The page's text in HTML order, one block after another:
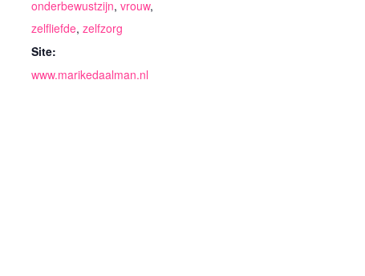
onderbewustzijn, vrouw,
zelfliefde, zelfzorg
Site:
www.marikedaalman.nl